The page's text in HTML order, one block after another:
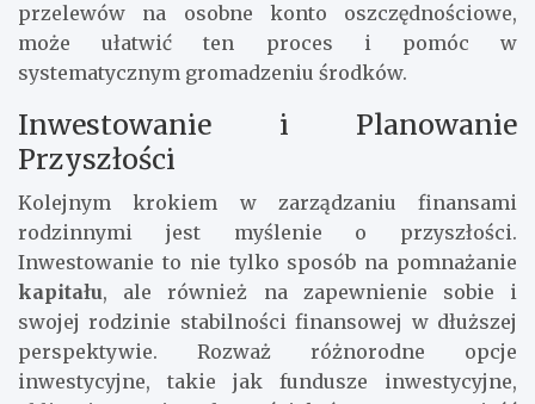
przelewów na osobne konto oszczędnościowe,
może ułatwić ten proces i pomóc w
systematycznym gromadzeniu środków.
Inwestowanie i Planowanie
Przyszłości
Kolejnym krokiem w zarządzaniu finansami
rodzinnymi jest myślenie o przyszłości.
Inwestowanie to nie tylko sposób na pomnażanie
kapitału, ale również na zapewnienie sobie i
swojej rodzinie stabilności finansowej w dłuższej
perspektywie. Rozważ różnorodne opcje
inwestycyjne, takie jak fundusze inwestycyjne,